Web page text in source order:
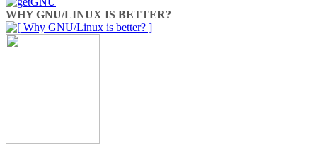
WHY GNU/LINUX IS BETTER?